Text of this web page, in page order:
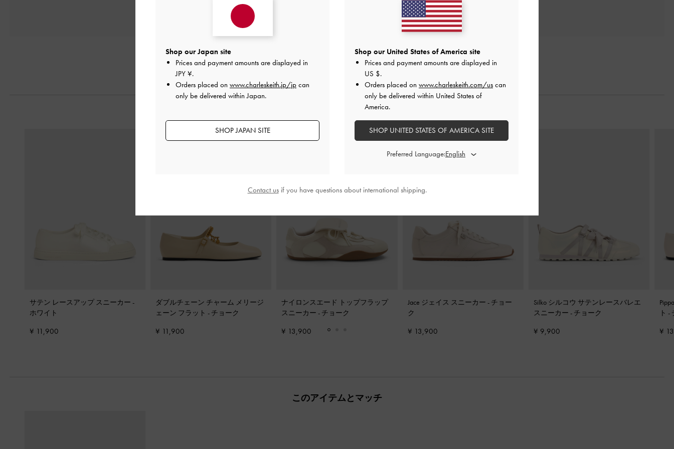
サテン レースアップ スニーカー -
ホワイト
¥ 11,900
ダブルチェーン チャーム メリージ
ェーン フラット - チョーク
¥ 11,900
ナイロンスエード トップフラップ
スニーカー - チョーク
¥ 13,900
Jace ジェイス スニーカー - チョー
ク
¥ 13,900
Silko シルコウ サテンレースバレエ
スニーカー - チョーク
¥ 9,900
ト -
¥
このアイテムとマッチ
Shop our Japan site
Prices and payment amounts are displayed in
JPY ¥.
Orders placed on www.charleskeith.jp/jp can
only be delivered within Japan.
SHOP JAPAN SITE
Shop our United States of America site
Prices and payment amounts are displayed in
US $.
Orders placed on www.charleskeith.com/us can
only be delivered within United States of
America.
SHOP UNITED STATES OF AMERICA SITE
Preferred Language:
Contact usif you have questions about international shipping.